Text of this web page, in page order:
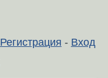
Регистрация - Вход